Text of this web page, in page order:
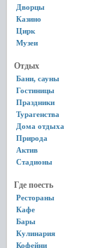
Дворцы
Казино
Цирк
Музеи
Отдых
Бани, сауны
Гостиницы
Праздники
Турагенства
Дома отдыха
Природа
Актив
Стадионы
Где поесть
Рестораны
Кафе
Бары
Кулинария
Кофейни